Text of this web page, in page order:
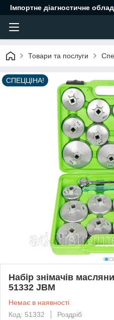
Імпортне діагностичне
Товари та послуги
СПЕЦЦІНА!
Набір знімачів
51332 JBM
Немає в наявності
Код: 51332
Роздріб